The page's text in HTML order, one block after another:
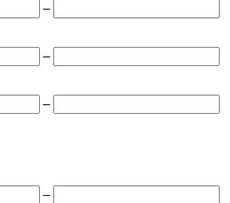
–
–
–
–